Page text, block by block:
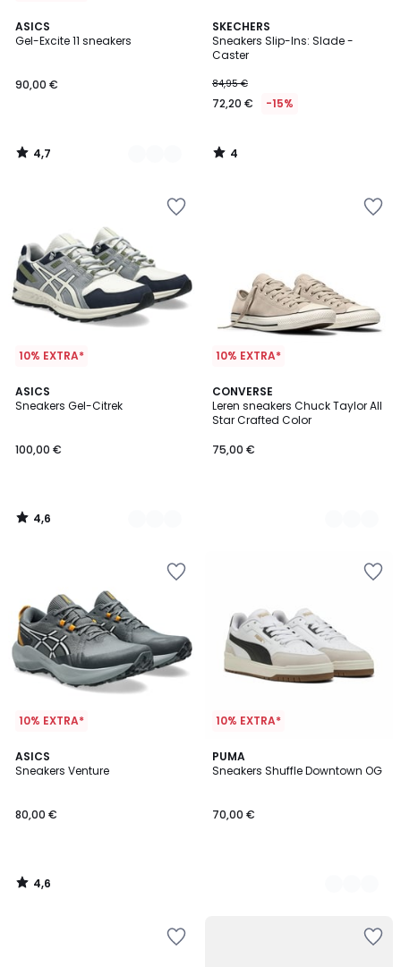
ASICS
Gel-Excite 11 sneakers
90,00 €
4,7
/ 5
4
Kleuren
4,7
/
SKECHERS
Sneakers Slip-Ins: Slade -
Caster
84,95 €
72,20 € -15%
4
/
5
4
/
10% EXTRA*
ASICS
Sneakers Gel-Citrek
100,00 €
4,6
/ 5
2
Kleuren
4,6
/
10% EXTRA*
CONVERSE
Leren sneakers Chuck Taylor All
Star Crafted Color
75,00 €
2
Kleuren
10% EXTRA*
ASICS
Sneakers Venture
80,00 €
4,6
/ 5
4,6
/
10% EXTRA*
PUMA
Sneakers Shuffle Downtown OG
70,00 €
2
Kleuren